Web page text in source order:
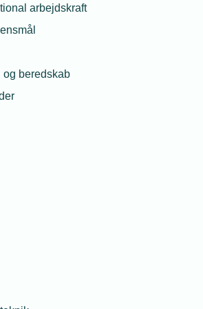
arbejdskraft
og beredskab
og barsel
og opsigelse
og skabeloner